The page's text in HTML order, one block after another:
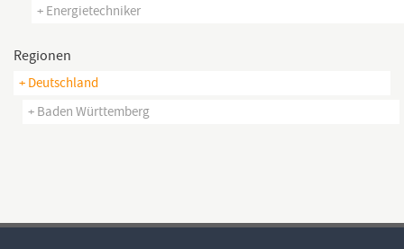
+ Energietechniker
Regionen
+ Deutschland
+ Baden Württemberg